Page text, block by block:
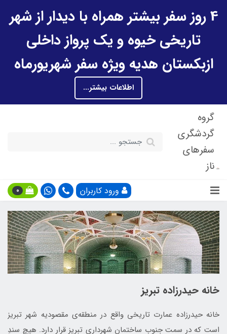
4 روز سفر بیشتر همراه با دیدار از شهر
تاریخی خیوه و یک پرواز داخلی
ازبکستان هدیه ویژه سفر شهریورماه
اطلاعات بیشتر...
گروه
گردشگری
سفرهای
ناز
ورود کاربران 0
خانه حیدرزاده تبریز
خانه حیدرزاده عمارت تاریخی واقع در منطقه‌ی مقصودیه شهر تبریز
است که در سمت جنوب ساختمان شهرداری تبریز قرار دارد. هیچ سندِ